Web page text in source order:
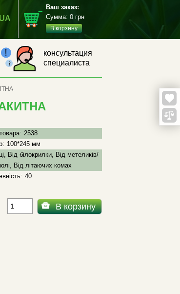
UA
Ваш заказ:
Сумма: 0 грн
В корзину
консультация
специалиста
2538
100*245 мм
Від білокрилки, Від метеликів/
Від літаючих комах
40
В корзину